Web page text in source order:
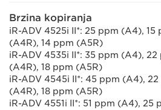
Brzina kopiranja
iR-ADV 4525i II*: 25 ppm (A4), 15
(A4R), 14 ppm (A5R)
iR-ADV 4535i II*: 35 ppm (A4),
(A4R), 18 ppm (A5R)
iR-ADV 4545i II*: 45 ppm (A4),
(A4R), 18 ppm (A5R)
iR-ADV 4551i II*: 51 ppm (A4), 25